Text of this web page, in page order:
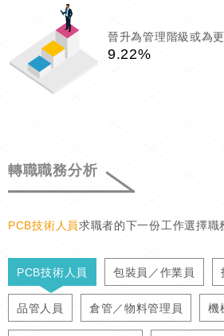
晉升為管理階級或為
9.22%
轉職職務分析
PCB技術人員求職者的下一份工作選擇職
PCB技術人員 包裝員／作業員
品管人員 倉管／物料管理員 機